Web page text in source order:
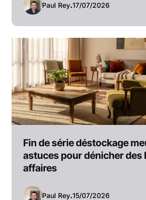
Paul Rey.17/07/2026
Fin de série déstockage
astuces pour dénicher des
affaires
Paul Rey.15/07/2026